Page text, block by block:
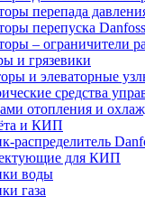
перепада
перепуска Danfoss
– ограничители
и грязевики
и элеваторные
средства
отопления и
и КИП
распределитель
для КИП
воды
газа